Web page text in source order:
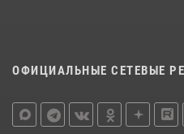
ОФИЦИАЛЬНЫЕ СЕТЕВЫЕ